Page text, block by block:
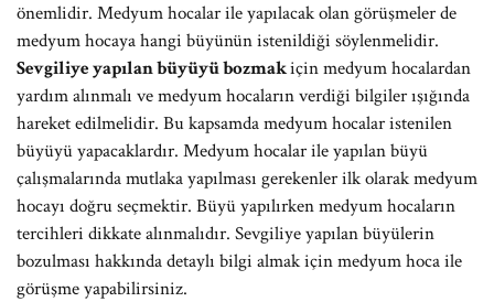
önemlidir. Medyum hocalar ile yapılacak olan görüşmeler de
medyum hocaya hangi büyünün istenildiği söylenmelidir.
Sevgiliye yapılan büyüyü bozmakiçin medyum hocalardan
yardım alınmalı ve medyum hocaların verdiği bilgiler ışığında
hareket edilmelidir. Bu kapsamda medyum hocalar istenilen
büyüyü yapacaklardır. Medyum hocalar ile yapılan büyü
çalışmalarında mutlaka yapılması gerekenler ilk olarak medyum
hocayı doğru seçmektir. Büyü yapılırken medyum hocaların
tercihleri dikkate alınmalıdır. Sevgiliye yapılan büyülerin
bozulması hakkında detaylı bilgi almak için medyum hoca ile
görüşme yapabilirsiniz.